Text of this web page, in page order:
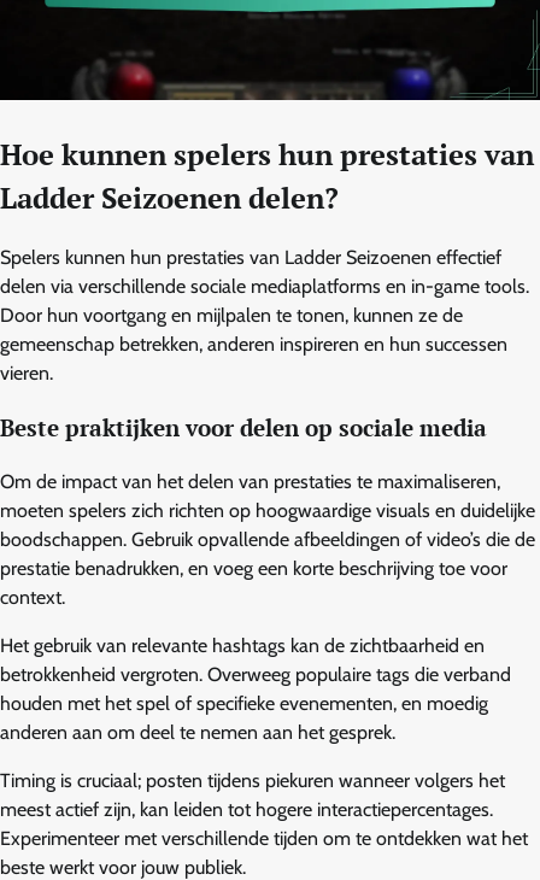
Hoe kunnen spelers hun prestaties van
Ladder Seizoenen delen?
Spelers kunnen hun prestaties van Ladder Seizoenen effectief
delen via verschillende sociale mediaplatforms en in-game tools.
Door hun voortgang en mijlpalen te tonen, kunnen ze de
gemeenschap betrekken, anderen inspireren en hun successen
vieren.
Beste praktijken voor delen op sociale media
Om de impact van het delen van prestaties te maximaliseren,
moeten spelers zich richten op hoogwaardige visuals en duidelijke
boodschappen. Gebruik opvallende afbeeldingen of video’s die de
prestatie benadrukken, en voeg een korte beschrijving toe voor
context.
Het gebruik van relevante hashtags kan de zichtbaarheid en
betrokkenheid vergroten. Overweeg populaire tags die verband
houden met het spel of specifieke evenementen, en moedig
anderen aan om deel te nemen aan het gesprek.
Timing is cruciaal; posten tijdens piekuren wanneer volgers het
meest actief zijn, kan leiden tot hogere interactiepercentages.
Experimenteer met verschillende tijden om te ontdekken wat het
beste werkt voor jouw publiek.